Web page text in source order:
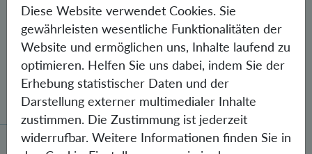
Gegen Fehler geschützte Quantenbits
verschränkt
Neue Methode zur Herstellung verschränkter
Diese Website verwendet Cookies. Sie
gewährleisten wesentliche Funktionalitäten der
Website und ermöglichen uns, Inhalte laufend zu
optimieren. Helfen Sie uns dabei, indem Sie der
Erhebung statistischer Daten und der
Darstellung externer multimedialer Inhalte
zustimmen. Die Zustimmung ist jederzeit
widerrufbar. Weitere Informationen finden Sie in